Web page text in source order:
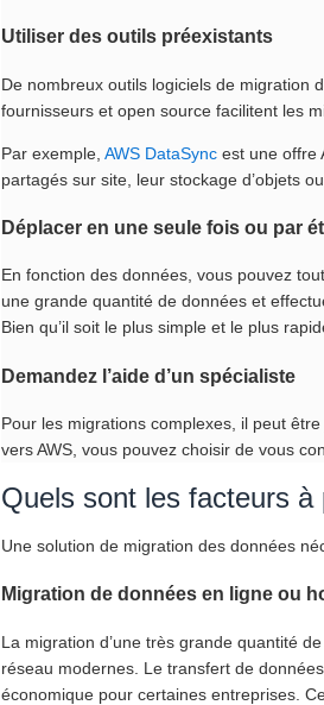
Utiliser des outils préexistants
De nombreux outils logiciels de migration
fournisseurs et open source facilitent les
Par exemple, AWS DataSync est une offre
partagés sur site, leur stockage d’objets
Déplacer en une seule fois ou par
En fonction des données, vous pouvez
une grande quantité de données et
Bien qu’il soit le plus simple et le plus
Demandez l’aide d’un spécialiste
Pour les migrations complexes, il peut
vers AWS, vous pouvez choisir de vous
Quels sont les facteurs
Une solution de migration des données
Migration de données en ligne ou
La migration d’une très grande quantité
réseau modernes. Le transfert de
économique pour certaines entreprises.